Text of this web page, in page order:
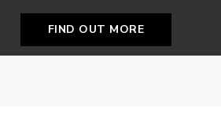
FIND OUT MORE